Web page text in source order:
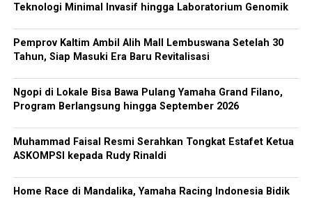
Teknologi Minimal Invasif hingga Laboratorium Genomik
Pemprov Kaltim Ambil Alih Mall Lembuswana Setelah 30
Tahun, Siap Masuki Era Baru Revitalisasi
Ngopi di Lokale Bisa Bawa Pulang Yamaha Grand Filano,
Program Berlangsung hingga September 2026
Muhammad Faisal Resmi Serahkan Tongkat Estafet Ketua
ASKOMPSI kepada Rudy Rinaldi
Home Race di Mandalika, Yamaha Racing Indonesia Bidik